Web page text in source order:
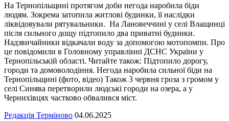
На Тернопільщині протягом доби негода наробила біди
людям. Зокрема затопила житлові будинки, її наслідки
ліквідовували рятувальники. На Лановеччині у селі Влащинці
після сильного дощу підтопило два приватні будинки.
Надзвичайники відкачали воду за допомогою мотопомпи. Про
це повідомили в Головному управлінні ДСНС України у
Тернопільській області. Читайте також: Підтопило дорогу,
городи та домоволодіння. Негода наробила сильної біди на
Тернопільщині (фото, відео) Також 3 червня гроза з громом у
селі Синява перетворили людські городи на озера, а у
Чернихівцях частково обвалився міст.
Редакція Терміново 04.06.2025